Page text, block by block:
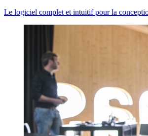
Le logiciel complet et intuitif pour la